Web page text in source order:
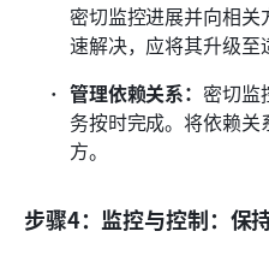
密切监控进展并向相
速解决，应将其升级至
管理依赖关系： 密切监
务按时完成。将依赖
方。
步骤4：监控与控制：保